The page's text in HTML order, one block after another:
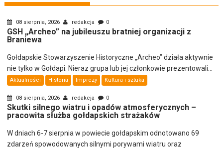
08 sierpnia, 2026 redakcja 0
GSH „Archeo” na jubileuszu bratniej organizacji z
Braniewa
Gołdapskie Stowarzyszenie Historyczne „Archeo” działa aktywnie
nie tylko w Gołdapi. Nieraz grupa lub jej członkowie prezentowali...
Aktualności Historia Imprezy Kultura i sztuka
08 sierpnia, 2026 redakcja 0
Skutki silnego wiatru i opadów atmosferycznych –
pracowita służba gołdapskich strażaków
W dniach 6-7 sierpnia w powiecie gołdapskim odnotowano 69
zdarzeń spowodowanych silnymi porywami wiatru oraz